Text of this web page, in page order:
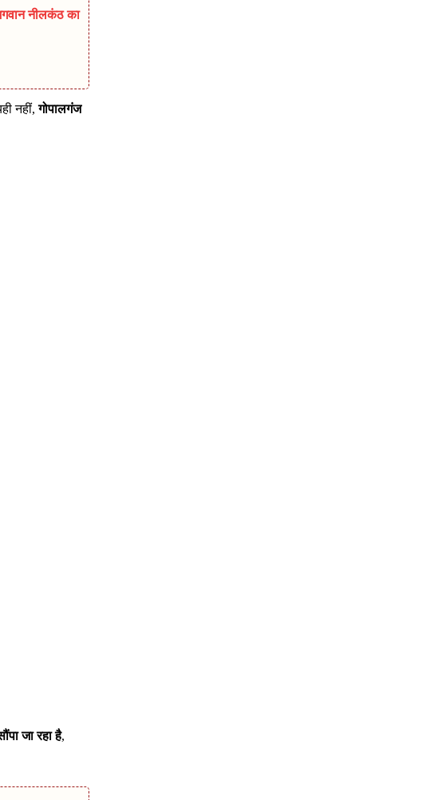
नीलकंठ का
नहीं,गोपालगंज
जा रहा है,